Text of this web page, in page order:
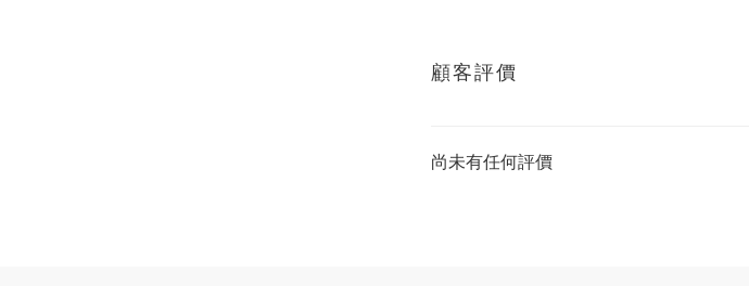
顧客評價
尚未有任何評價